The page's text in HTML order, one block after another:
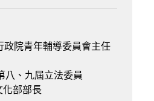
政院青年輔導委員會主任
八、九屆立法委員
部長